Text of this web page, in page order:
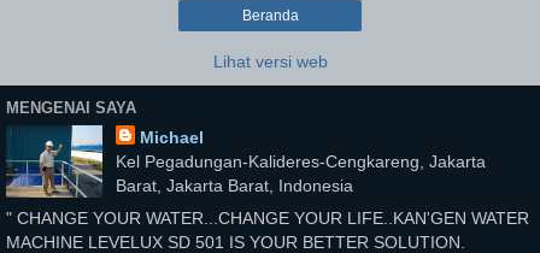
Beranda
Lihat versi web
MENGENAI SAYA
Michael
Kel Pegadungan-Kalideres-Cengkareng, Jakarta
Barat, Jakarta Barat, Indonesia
" CHANGE YOUR WATER...CHANGE YOUR LIFE..KAN'GEN WATER
MACHINE LEVELUX SD 501 IS YOUR BETTER SOLUTION.